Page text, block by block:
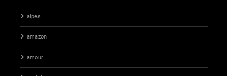
alpes
amazon
amour